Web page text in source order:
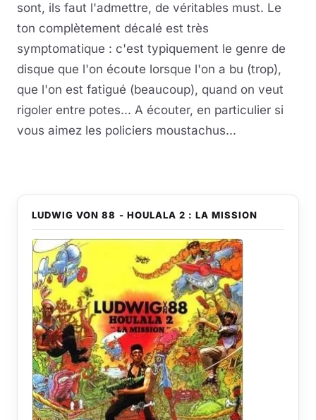
sont, ils faut l'admettre, de véritables must. Le
ton complètement décalé est très
symptomatique : c'est typiquement le genre de
disque que l'on écoute lorsque l'on a bu (trop),
que l'on est fatigué (beaucoup), quand on veut
rigoler entre potes... A écouter, en particulier si
vous aimez les policiers moustachus...
LUDWIG VON 88 - HOULALA 2 : LA MISSION